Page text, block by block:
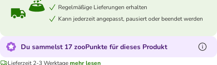
Regelmäßige Lieferungen erhalten
Kann jederzeit angepasst, pausiert oder beendet werden
Du sammelst 17 zooPunkte für dieses Produkt
Lieferzeit 2-3 Werktagemehr lesen